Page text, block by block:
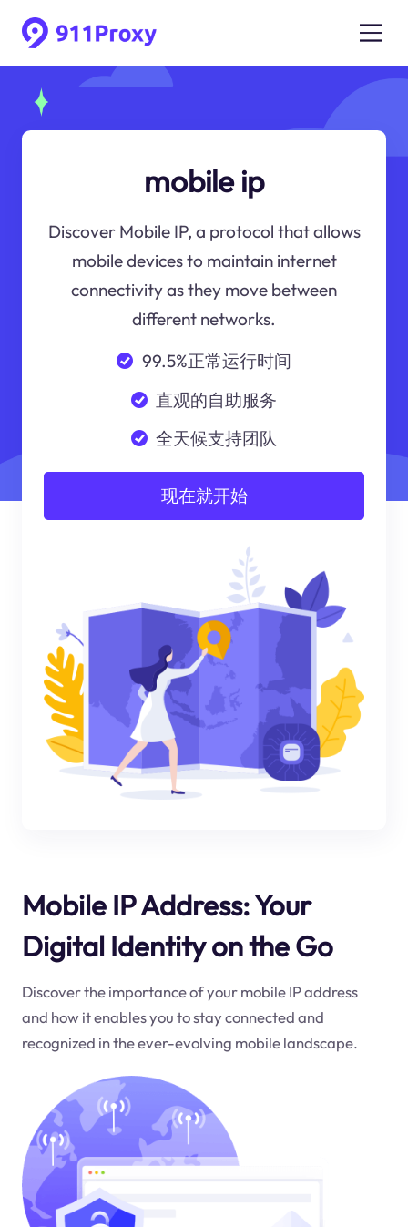
mobile ip
Discover Mobile IP, a protocol that allows
mobile devices to maintain internet
connectivity as they move between
different networks.
99.5%正常运行时间
直观的自助服务
全天候支持团队
现在就开始
Mobile IP Address: Your
Digital Identity on the Go
Discover the importance of your mobile IP address
and how it enables you to stay connected and
recognized in the ever-evolving mobile landscape.